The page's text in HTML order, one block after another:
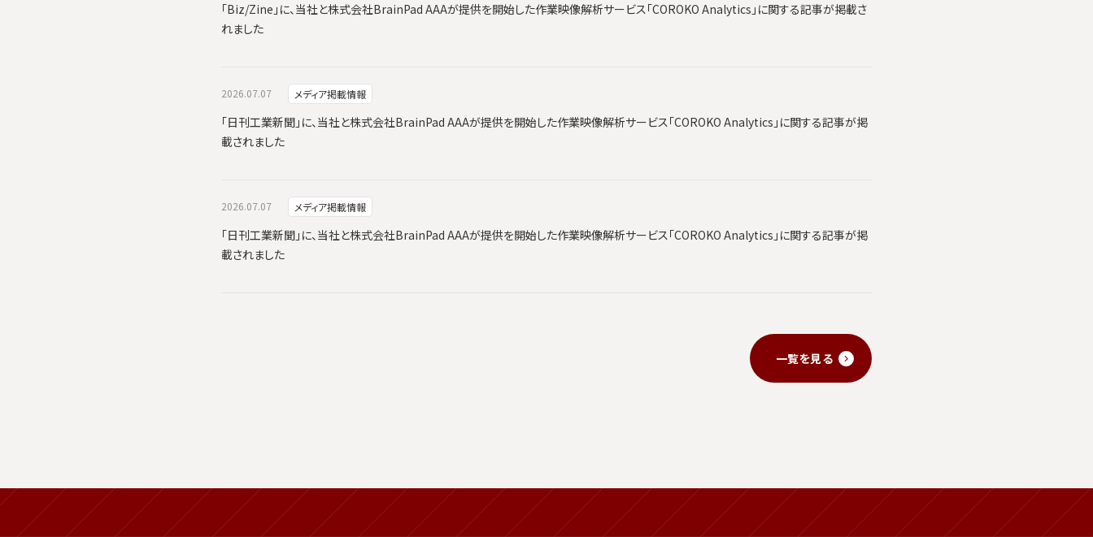
「Biz/Zine」に、当社と株式会社BrainPad AAAが提供を開始した作業映像解析サービス「COROKO Analytics」に関する記事が掲載さ
れました
2026.07.07 メディア掲載情報
「日刊工業新聞」に、当社と株式会社BrainPad AAAが提供を開始した作業映像解析サービス「COROKO Analytics」に関する記事が掲
載されました
2026.07.07 メディア掲載情報
「日刊工業新聞」に、当社と株式会社BrainPad AAAが提供を開始した作業映像解析サービス「COROKO Analytics」に関する記事が掲
載されました
一覧を見る